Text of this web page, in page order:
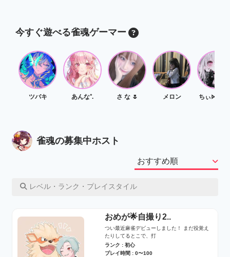
今すぐ遊べる雀魂ゲーマー
ツバキ あんな⁺. さ な ‎🌷 メロン
雀魂の募集中ホスト
レベル・ランク・プレイスタイル
おめが🌟自撮り2..
つい最近麻雀デビューしました！ まだ役覚え
たりしてるとこで、打
ランク : 初心
プレイ時間 : 0〜100